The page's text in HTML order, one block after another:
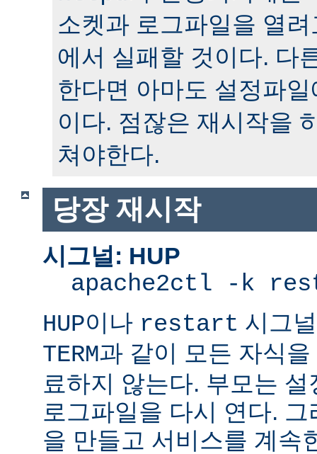
소켓과 로그파일을 열
에서 실패할 것이다. 다
한다면 아마도 설정파
이다. 점잖은 재시작을
쳐야한다.
당장 재시작
시그널: HUP
apache2ctl -k
HUP이나 restart 시그
TERM과 같이 모든 자식
료하지 않는다. 부모는
로그파일을 다시 연다.
을 만들고 서비스를 계속